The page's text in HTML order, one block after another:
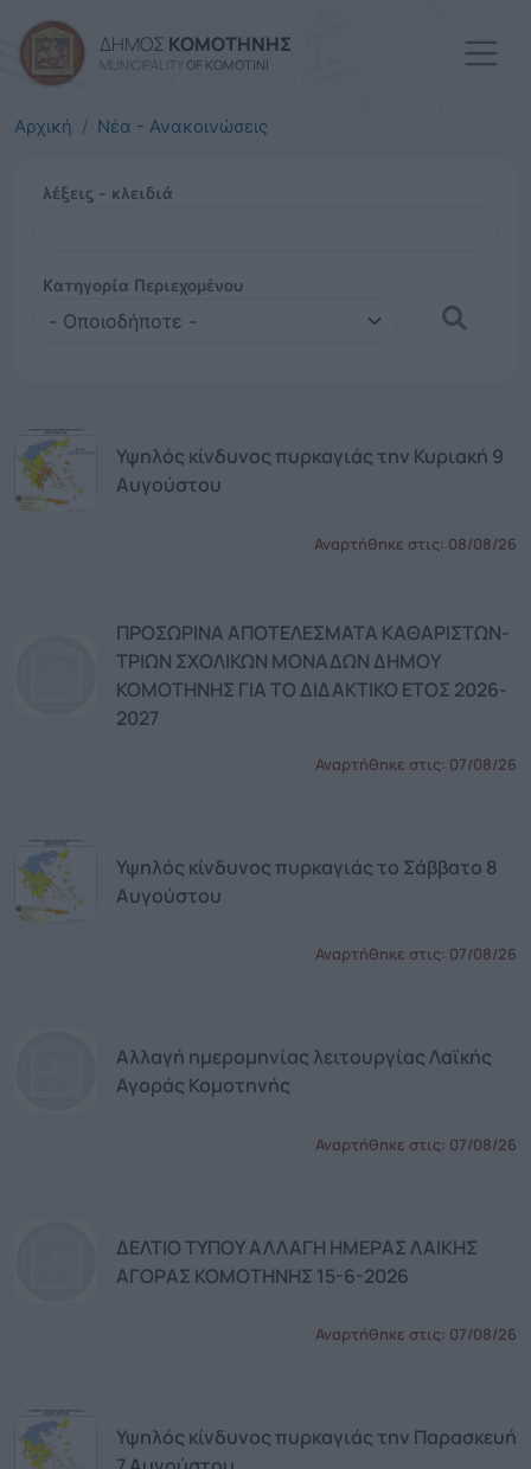
ΔΗΜΟΣ ΚΟΜΟΤΗΝΗΣ
MUNICIPALITY OF KOMOTINI
Αρχική Νέα - Ανακοινώσεις
λέξεις
λέξεις - κλειδιά
Κατηγορία Περιεχομένου
Υψηλός κίνδυνος πυρκαγιάς την Κυριακή 9
Αυγούστου
Αναρτήθηκε στις: 08/08/26
ΠΡΟΣΩΡΙΝΑ ΑΠΟΤΕΛΕΣΜΑΤΑ ΚΑΘΑΡΙΣΤΩΝ-
ΤΡΙΩΝ ΣΧΟΛΙΚΩΝ ΜΟΝΑΔΩΝ ΔΗΜΟΥ
ΚΟΜΟΤΗΝΗΣ ΓΙΑ ΤΟ ΔΙΔΑΚΤΙΚΟ ΕΤΟΣ 2026-
2027
Αναρτήθηκε στις: 07/08/26
Υψηλός κίνδυνος πυρκαγιάς το Σάββατο 8
Αυγούστου
Αναρτήθηκε στις: 07/08/26
Αλλαγή ημερομηνίας λειτουργίας Λαϊκής
Αγοράς Κομοτηνής
Αναρτήθηκε στις: 07/08/26
ΔΕΛΤΙΟ ΤΥΠΟΥ ΑΛΛΑΓΗ ΗΜΕΡΑΣ ΛΑΙΚΗΣ
ΑΓΟΡΑΣ ΚΟΜΟΤΗΝΗΣ 15-6-2026
Αναρτήθηκε στις: 07/08/26
Υψηλός κίνδυνος πυρκαγιάς την Παρασκευή